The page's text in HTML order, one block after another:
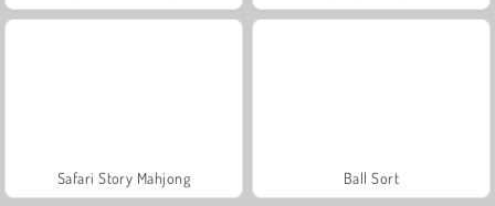
Safari Story Mahjong Ball Sort